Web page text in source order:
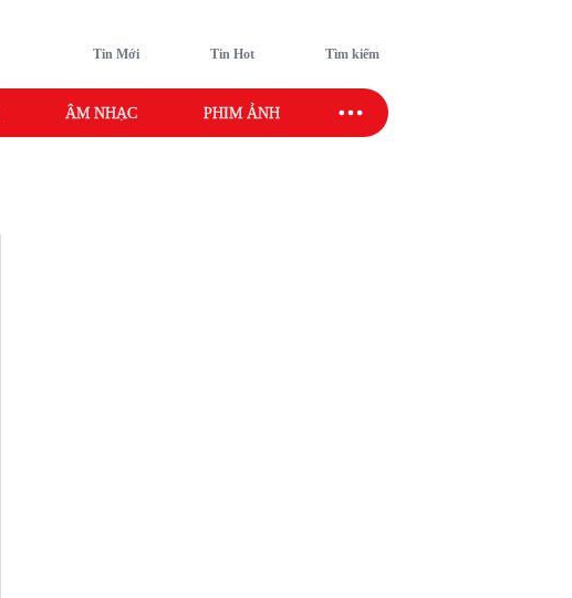
Tin Mới Tin Hot Tìm kiếm
ÂM NHẠC PHIM ẢNH SAO SPORT